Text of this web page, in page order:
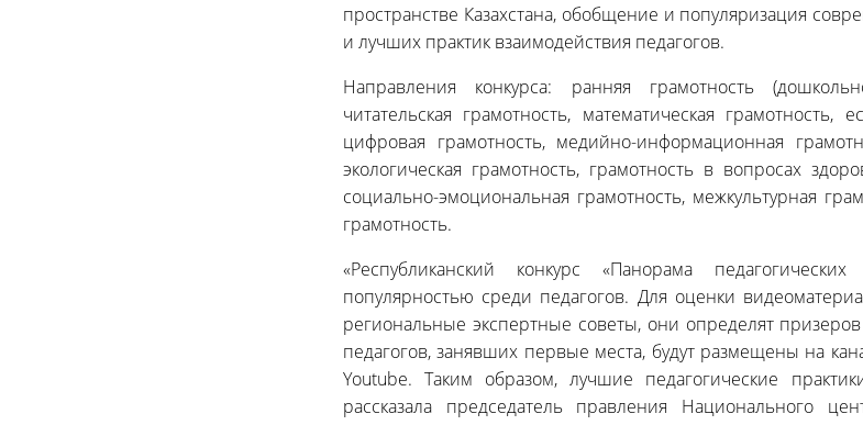
пространстве Казахстана, обобщение и популяризация
и лучших практик взаимодействия педагогов.
Направления конкурса: ранняя грамотность
читательская грамотность, математическая грамотность,
цифровая грамотность, медийно-информационная
экологическая грамотность, грамотность в вопросах
социально-эмоциональная грамотность, межкультурная
грамотность.
«Республиканский конкурс «Панорама
популярностью среди педагогов. Для оценки
региональные экспертные советы, они определят
педагогов, занявших первые места, будут размещены на
Youtube. Таким образом, лучшие педагогические
рассказала председатель правления Национального